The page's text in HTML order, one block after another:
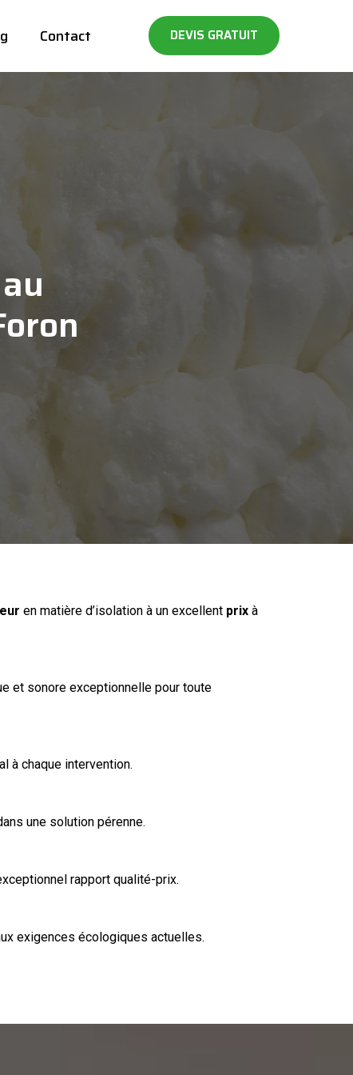
Contact DEVIS GRATUIT
en matière d’isolation à un excellent prix à
et sonore exceptionnelle pour toute
à chaque intervention.
une solution pérenne.
rapport qualité-prix.
exigences écologiques actuelles.